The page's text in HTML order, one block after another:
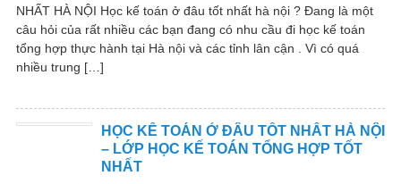
NHẤT HÀ NỘI Học kế toán ở đâu tốt nhất hà nội ? Đang là một
câu hỏi của rất nhiều các bạn đang có nhu cầu đi học kế toán
tổng hợp thực hành tại Hà nội và các tỉnh lân cận . Vì có quá
nhiều trung […]
HỌC KẾ TOÁN Ở ĐÂU TỐT NHẤT HÀ NỘI
– LỚP HỌC KẾ TOÁN TỔNG HỢP TỐT
NHẤT